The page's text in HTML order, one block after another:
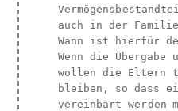
auch in der Familie
Wann ist hierfür
Wenn die
wollen die Eltern
bleiben, so dass
vereinbart werden